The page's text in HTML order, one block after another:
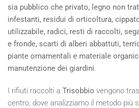
sia pubblico che privato, legno non
infestanti, residui di orticoltura,
utilizzabile, radici, resti di raccolti,
e fronde, scarti di alberi abbattuti,
piante ornamentali e materiale
manutenzione dei giardini.
I rifiuti raccolti a Trisobbio vengono
centro, dove analizziamo il metodo più